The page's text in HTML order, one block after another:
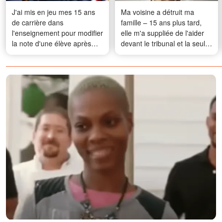
J'ai mis en jeu mes 15 ans
de carrière dans
l'enseignement pour modifier
la note d'une élève après
que sa belle-mère l'eut
enfermée chez elle le jour de
son examen final – Ce qui
s'est passé lors de la remise
des diplômes m'a brisé le
Ma voisine a détruit ma
famille – 15 ans plus tard,
elle m'a suppliée de l'aider
devant le tribunal et la seule
condition que je lui ai posée
l'a fait pâlir